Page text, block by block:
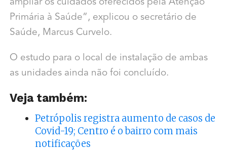
ampliar os cuidados oferecidos pela Atenção
Primária à Saúde”, explicou o secretário de
Saúde, Marcus Curvelo.
O estudo para o local de instalação de ambas
as unidades ainda não foi concluído.
Veja também:
Petrópolis registra aumento de casos de
Covid-19; Centro é o bairro com mais
notificações